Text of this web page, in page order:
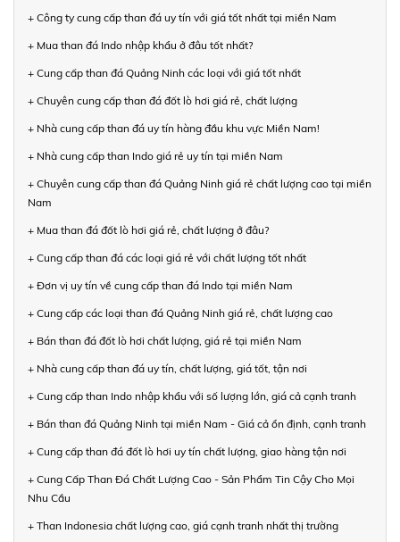
+ Công ty cung cấp than đá uy tín với giá tốt nhất tại miền Nam
+ Mua than đá Indo nhập khẩu ở đâu tốt nhất?
+ Cung cấp than đá Quảng Ninh các loại với giá tốt nhất
+ Chuyên cung cấp than đá đốt lò hơi giá rẻ, chất lượng
+ Nhà cung cấp than đá uy tín hàng đầu khu vực Miền Nam!
+ Nhà cung cấp than Indo giá rẻ uy tín tại miền Nam
+ Chuyên cung cấp than đá Quảng Ninh giá rẻ chất lượng cao tại miền
Nam
+ Mua than đá đốt lò hơi giá rẻ, chất lượng ở đâu?
+ Cung cấp than đá các loại giá rẻ với chất lượng tốt nhất
+ Đơn vị uy tín về cung cấp than đá Indo tại miền Nam
+ Cung cấp các loại than đá Quảng Ninh giá rẻ, chất lượng cao
+ Bán than đá đốt lò hơi chất lượng, giá rẻ tại miền Nam
+ Nhà cung cấp than đá uy tín, chất lượng, giá tốt, tận nơi
+ Cung cấp than Indo nhập khẩu với số lượng lớn, giá cả cạnh tranh
+ Bán than đá Quảng Ninh tại miền Nam - Giá cả ổn định, cạnh tranh
+ Cung cấp than đá đốt lò hơi uy tín chất lượng, giao hàng tận nơi
+ Cung Cấp Than Đá Chất Lượng Cao - Sản Phẩm Tin Cậy Cho Mọi
Nhu Cầu
+ Than Indonesia chất lượng cao, giá cạnh tranh nhất thị trường